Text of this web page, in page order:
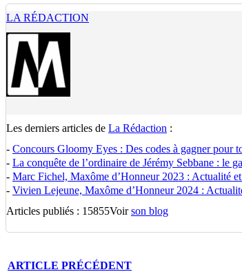
LA RÉDACTION
Les derniers articles de La Rédaction :
- Concours Gloomy Eyes : Des codes à gagner pour
- La conquête de l’ordinaire de Jérémy Sebbane : le
- Marc Fichel, Maxôme d’Honneur 2023 : Actualité
- Vivien Lejeune, Maxôme d’Honneur 2024 :
Articles publiés : 15855Voirson blog
ARTICLE PRÉCÉDENT